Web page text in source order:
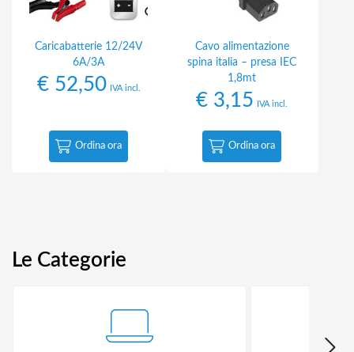
Caricabatterie 12/24V
6A/3A
€52,50 IVA incl.
Ordina ora
Cavo alimentazione
spina italia – presa IEC
1,8mt
€ 3,15 IVA incl.
Ordina ora
Le Categorie